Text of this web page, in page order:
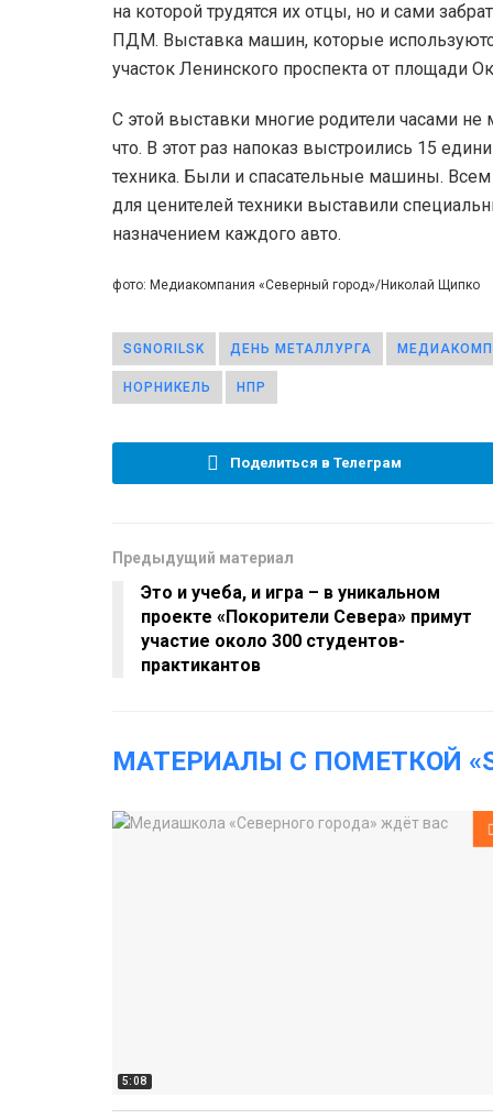
на которой трудятся их отцы, но и сами
ПДМ. Выставка машин, которые
участок Ленинского проспекта от площади
С этой выставки многие родители часами не
что. В этот раз напоказ выстроились 15
техника. Были и спасательные машины.
для ценителей техники выставили
назначением каждого авто.
фото: Медиакомпания «Северный город»/Николай Щипко
SGNORILSK ДЕНЬ МЕТАЛЛУРГА
НОРНИКЕЛЬ НПР
Поделиться в Телеграм
Предыдущий материал
Это и учеба, и игра – в уникальном
проекте «Покорители Севера» примут
участие около 300 студентов-
практикантов
МАТЕРИАЛЫ С ПОМЕТКОЙ
5:08